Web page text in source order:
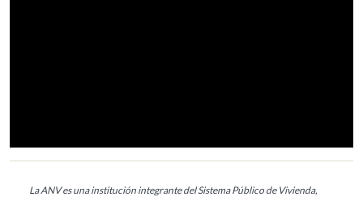
La ANV es una institución integrante del Sistema Público de Vivienda,